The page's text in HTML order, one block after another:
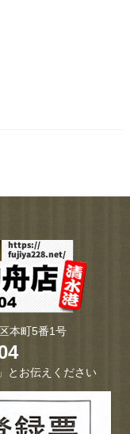
本町5番1号
とお伝えください